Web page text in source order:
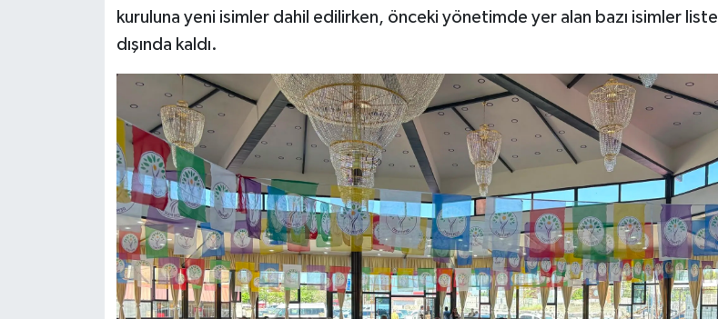
kuruluna yeni isimler dahil edilirken, önceki yönetimde yer alan bazı isimler liste
dışında kaldı.